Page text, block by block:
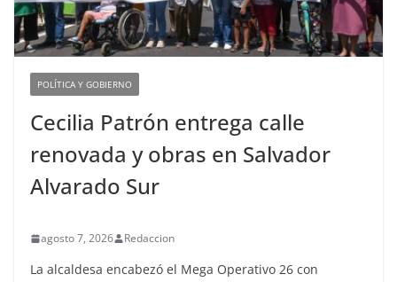
POLÍTICA Y GOBIERNO
Cecilia Patrón entrega calle
renovada y obras en Salvador
Alvarado Sur
agosto 7, 2026 Redaccion
La alcaldesa encabezó el Mega Operativo 26 con